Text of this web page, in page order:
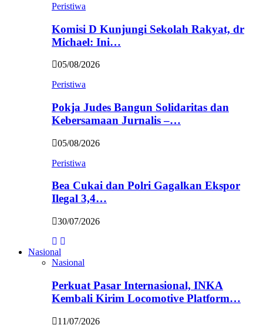
Peristiwa
Komisi D Kunjungi Sekolah Rakyat, dr
Michael: Ini…
05/08/2026
Peristiwa
Pokja Judes Bangun Solidaritas dan
Kebersamaan Jurnalis –…
05/08/2026
Peristiwa
Bea Cukai dan Polri Gagalkan Ekspor
Ilegal 3,4…
30/07/2026
Nasional
Nasional
Perkuat Pasar Internasional, INKA
Kembali Kirim Locomotive Platform…
11/07/2026